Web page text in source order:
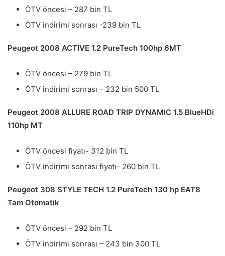
ÖTV öncesi – 287 bin TL
ÖTV indirimi sonrası -239 bin TL
Peugeot 2008 ACTIVE 1.2 PureTech 100hp 6MT
​ÖTV öncesi – 279 bin TL
ÖTV indirimi sonrası – 232 bin 500 TL
Peugeot 2008 ALLURE ROAD TRIP DYNAMIC 1.5 BlueHDi
110hp MT
ÖTV öncesi fiyatı- 312 bin TL
ÖTV indirimi sonrası fiyatı- 260 bin TL
Peugeot 308 STYLE TECH 1.2 PureTech 130 hp EAT8
Tam Otomatik
ÖTV öncesi – 292 bin TL
ÖTV indirimi sonrası – 243 bin 300 TL